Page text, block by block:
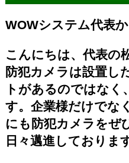
WOWシステム代表
こんにちは、代表の
防犯カメラは設置し
トがあるのではなく
す。企業様だけでな
にも防犯カメラをぜ
日々邁進しておりま